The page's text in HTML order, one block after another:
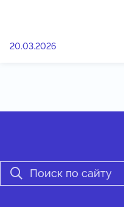
20.03.2026